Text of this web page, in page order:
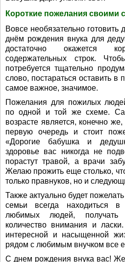
Короткие пожелания своими
Вовсе необязательно
днём рождения внука для
достаточно окажется
содержательных строк.
потребуется тщательно
слово, постараться оставить в
самое важное, значимое.
Пожелания для пожилых
по одной и той же схеме.
возрасте является, конечно
первую очередь и стоит
«Дорогие бабушка и
здоровье вас никогда не
порастут травой, а врачи
Желаю прожить еще столько,
только правнуков, но и
Также актуально будет
семьи всегда находиться
любимых людей, получать
количество внимания и
интересной и насыщенной
рядом с любимым внучком все
С днем рождения внука вас!